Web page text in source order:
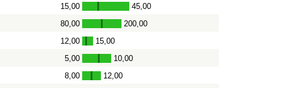
15,00 - 45,00
80,00 - 200,00
12,00 - 15,00
5,00 - 10,00
8,00 - 12,00